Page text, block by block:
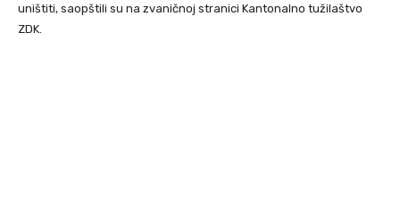
uništiti, saopštili su na zvaničnoj stranici Kantonalno tužilaštvo
ZDK.